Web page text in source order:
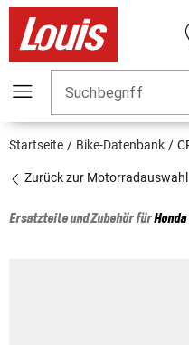
Suchbegriff
Startseite Bike-Datenbank
Zurück zur Motorradauswahl
Ersatzteile und Zubehör fürHonda